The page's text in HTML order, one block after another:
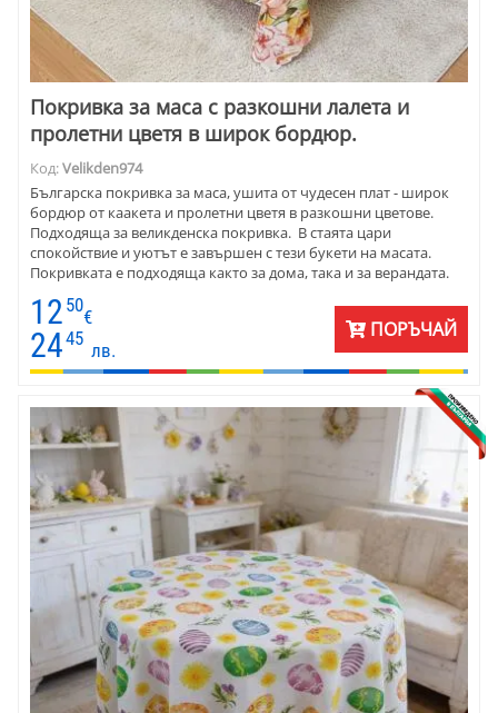
Покривка за маса с разкошни лалета и
пролетни цветя в широк бордюр.
Код:Velikden974
Българска покривка за маса, ушита от чудесен плат - широк
бордюр от каакета и пролетни цветя в разкошни цветове.
Подходяща за великденска покривка. В стаята цари
спокойствие и уютът е завършен с тези букети на масата.
Покривката е подходяща както за дома, така и за верандата.
Покривките се предлагат в различни размери, подходяща за
всекидневна употреба и за празнични дни. Вариантите са за
кръгла и правоъгълна маса. Материята е 30% памук, 70%
полиестер. Покривката е матова, което се дължи на памука.
12 50
€
2445
лв.
ПОРЪЧАЙ